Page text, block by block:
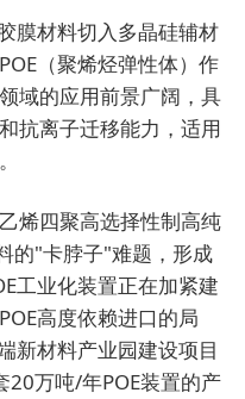
膜材料切入多晶硅辅材
（聚烯烃弹性体）作
域的应用前景广阔，具
抗离子迁移能力，适用
烯四聚高选择性制高纯
的"卡脖子"难题，形成
工业化装置正在加紧建
高度依赖进口的局
新材料产业园建设项目
万吨/年POE装置的产